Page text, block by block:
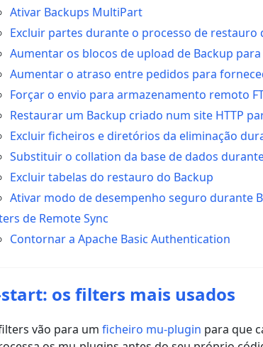
Ativar Backups MultiPart
Excluir partes durante o processo de restauro
Aumentar os blocos de upload de Backup
Aumentar o atraso entre pedidos para
Forçar o envio para armazenamento remoto
Restaurar um Backup criado num site HTTP
Excluir ficheiros e diretórios da eliminação
Substituir o collation da base de dados
Excluir tabelas do restauro do Backup
Ativar modo de desempenho seguro durante
de Remote Sync
Contornar a Apache Basic Authentication
os filters mais usados
vão para um ficheiro mu-plugin para que